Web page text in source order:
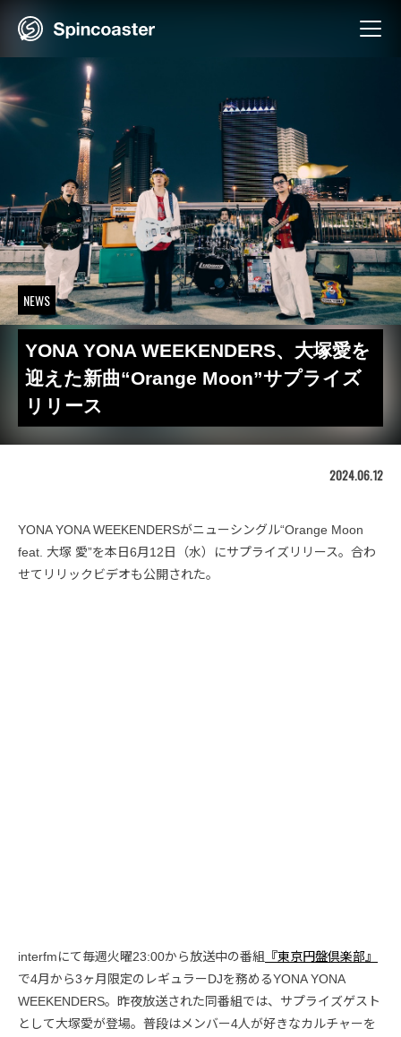
NEWS
YONA YONA WEEKENDERS、大塚愛を
迎えた新曲“Orange Moon”サプライズ
リリース
2024.06.12
YONA YONA WEEKENDERSがニューシングル“Orange Moon
feat. 大塚 愛”を本日6月12日（水）にサプライズリリース。合わ
せてリリックビデオも公開された。
interfmにて毎週火曜23:00から放送中の番組
『東京円盤倶楽部』
で4月から3ヶ月限定のレギュラーDJを務めるYONA YONA
WEEKENDERS。昨夜放送された同番組では、サプライズゲスト
として大塚愛が登場。普段はメンバー4人が好きなカルチャーを